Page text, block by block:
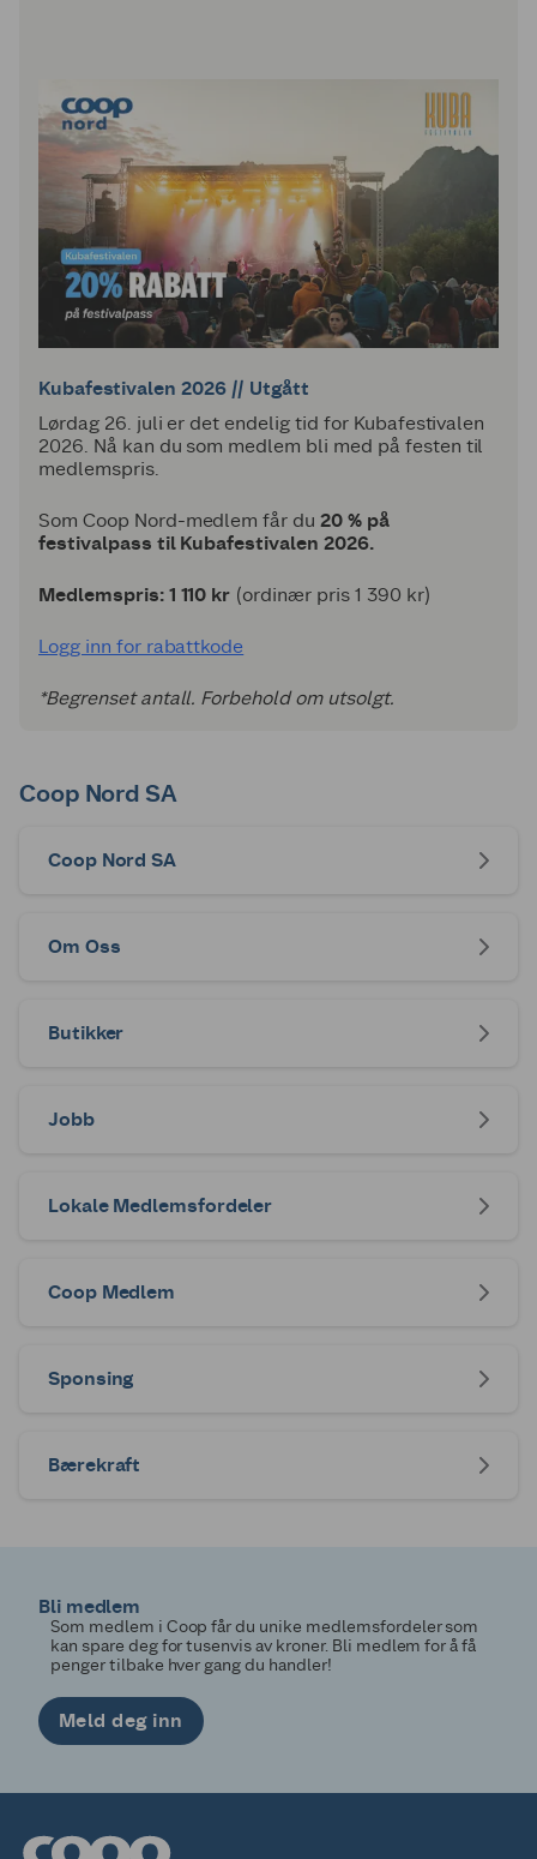
Kubafestivalen 2026 // Utgått
Lørdag 26. juli er det endelig tid for Kubafestivalen
2026. Nå kan du som medlem bli med på festen til
medlemspris.
Som Coop Nord-medlem får du20 % på
festivalpass til Kubafestivalen 2026.
Medlemspris: 1 110 kr (ordinær pris 1 390 kr)
Logg inn for rabattkode
*Begrenset antall. Forbehold om utsolgt.
Coop Nord SA
Coop Nord SA
Om Oss
Butikker
Jobb
Lokale Medlemsfordeler
Coop Medlem
Sponsing
Bærekraft
Bli medlem
Som medlem i Coop får du unike medlemsfordeler som
kan spare deg for tusenvis av kroner. Bli medlem for å få
penger tilbake hver gang du handler!
Meld deg inn